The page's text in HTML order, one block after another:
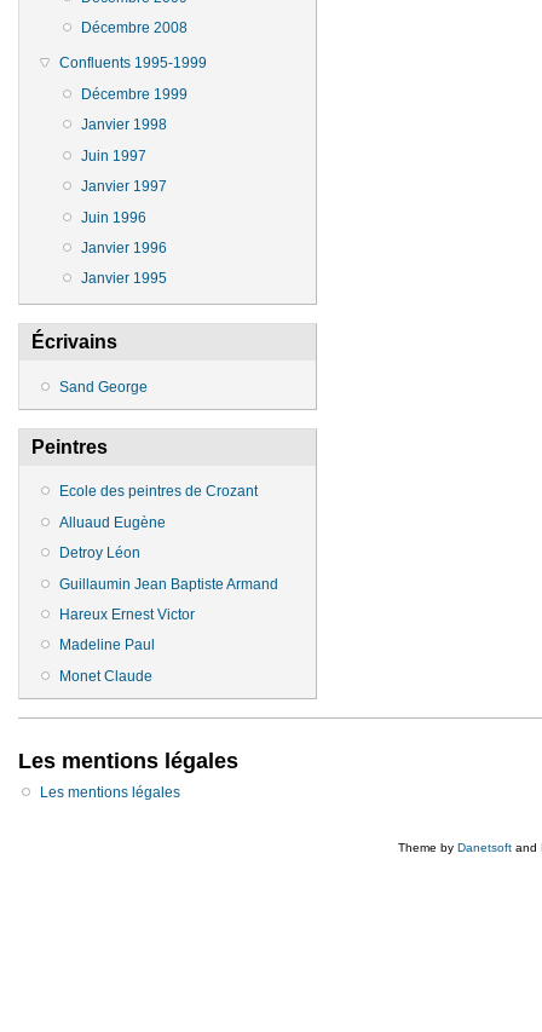
Décembre 2008
Confluents 1995-1999
Décembre 1999
Janvier 1998
Juin 1997
Janvier 1997
Juin 1996
Janvier 1996
Janvier 1995
Écrivains
Sand George
Peintres
Ecole des peintres de Crozant
Alluaud Eugène
Detroy Léon
Guillaumin Jean Baptiste Armand
Hareux Ernest Victor
Madeline Paul
Monet Claude
Les mentions légales
Les mentions légales
Theme by Danetsoft and